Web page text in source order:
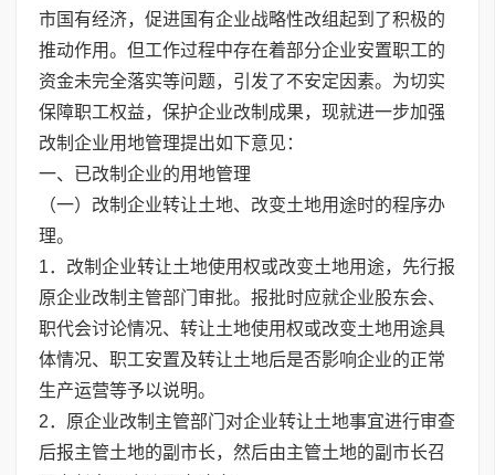
市国有经济，促进国有企业战略性改组起到了积极的
推动作用。但工作过程中存在着部分企业安置职工的
资金未完全落实等问题，引发了不安定因素。为切实
保障职工权益，保护企业改制成果，现就进一步加强
改制企业用地管理提出如下意见：
一、已改制企业的用地管理
（一）改制企业转让土地、改变土地用途时的程序办
理。
1．改制企业转让土地使用权或改变土地用途，先行报
原企业改制主管部门审批。报批时应就企业股东会、
职代会讨论情况、转让土地使用权或改变土地用途具
体情况、职工安置及转让土地后是否影响企业的正常
生产运营等予以说明。
2．原企业改制主管部门对企业转让土地事宜进行审查
后报主管土地的副市长，然后由主管土地的副市长召